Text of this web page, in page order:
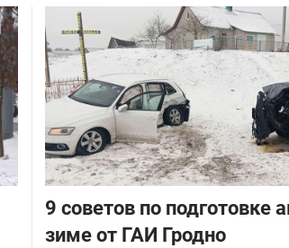
9 советов по подготовке
зиме от ГАИ Гродно